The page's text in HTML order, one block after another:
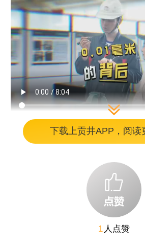
毫厘之间见匠心，12年
通过校企合作进入汽车行业
厂，一干就是12年。他的战
维修区之间，每天步行超两
产线的模具检修与缺陷修复
时，停机指标以秒计算
下载上贡井APP，阅读
1 人点赞